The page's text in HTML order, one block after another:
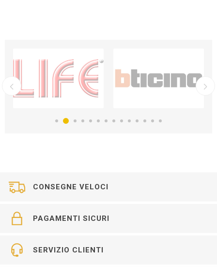
CONSEGNE VELOCI
PAGAMENTI SICURI
SERVIZIO CLIENTI